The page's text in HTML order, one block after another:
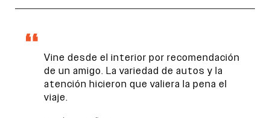
Encontranos en
Vine desde el interior por recomendación
de un amigo. La variedad de autos y la
atención hicieron que valiera la pena el
viaje.